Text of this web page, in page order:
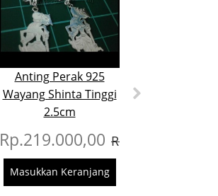
Anting Perak 925
Wayang Shinta Tinggi
2.5cm
Rp.219.000,00 Rp.269.000,00
Masukkan Keranjang